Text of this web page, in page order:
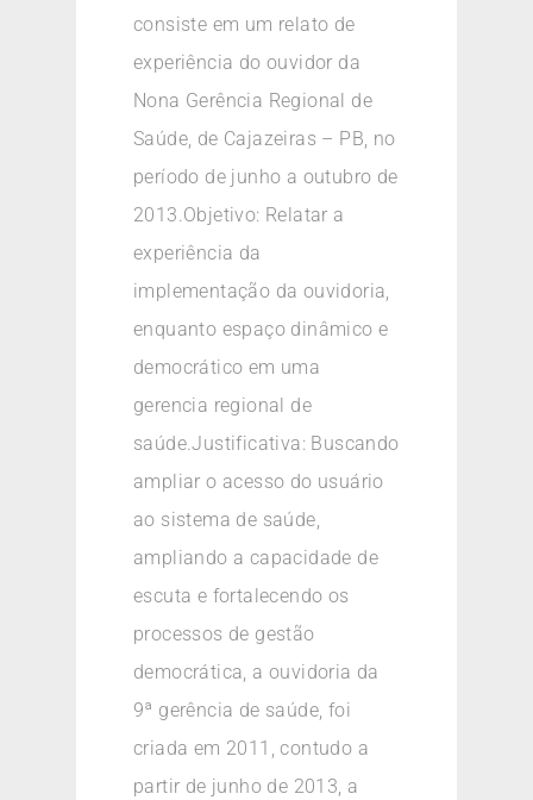
consiste em um relato de
experiência do ouvidor da
Nona Gerência Regional de
Saúde, de Cajazeiras – PB, no
período de junho a outubro de
2013.Objetivo: Relatar a
experiência da
implementação da ouvidoria,
enquanto espaço dinâmico e
democrático em uma
gerencia regional de
saúde.Justificativa: Buscando
ampliar o acesso do usuário
ao sistema de saúde,
ampliando a capacidade de
escuta e fortalecendo os
processos de gestão
democrática, a ouvidoria da
9ª gerência de saúde, foi
criada em 2011, contudo a
partir de junho de 2013, a